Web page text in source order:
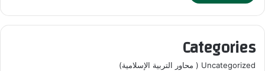
Categories
Uncategorized ( محاور التربية الإسلامية)